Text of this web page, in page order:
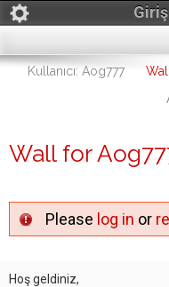
Giriş
Kullanıcı: Aog777 Wall
Wall for
Please log in or
Hoş geldiniz,